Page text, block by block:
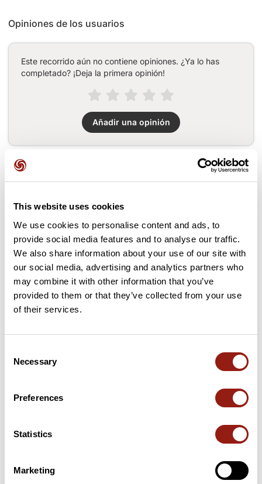
This website uses cookies
We use cookies to personalise content and ads, to
provide social media features and to analyse our traffic.
We also share information about your use of our site with
our social media, advertising and analytics partners who
may combine it with other information that you’ve
provided to them or that they’ve collected from your use
of their services.
Selection
Necessary
Preferences
Statistics
Marketing
Opiniones de los usuarios
Este recorrido aún no contiene opiniones. ¿Ya lo has
completado? ¡Deja la primera opinión!
Añadir una opinión
Puertos a lo largo de la ruta
32 km Col de Tavard
43 km Col des Guillens 802 m
45 km Col du Portail 805 m
50 km Col de Vache 887 m
Puertos extraídos del catálogo del Club des Cent Cols
Resumen